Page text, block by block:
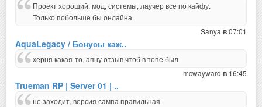
Проект хороший, мод, системы, лаучер все по кайфу.
Только побольше бы онлайна
Sanya в07:01
AquaLegacy / Бонусы каж..
херня какая-то. апну отзыв чтоб в топе был
mcwayward в 16:45
Trueman RP | Server 01 | ..
не заходит, версия сампа правильная